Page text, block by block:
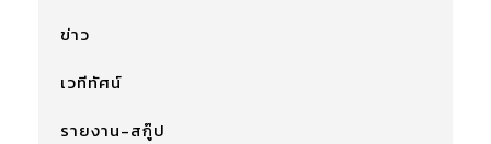
ข่าว
เวทีทัศน์
รายงาน-สกู๊ป